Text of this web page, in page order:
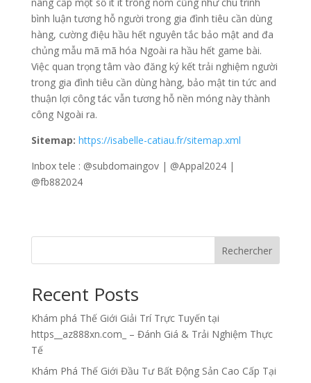
bình luận tương hỗ người trong gia đình tiêu cần dùng
hàng, cường điệu hầu hết nguyên tắc bảo mật and đa
chủng mẫu mã mã hóa Ngoài ra hầu hết game bài.
Việc quan trọng tâm vào đăng ký kết trải nghiệm người
trong gia đình tiêu cần dùng hàng, bảo mật tin tức and
thuận lợi công tác vẫn tương hỗ nền móng này thành
công Ngoài ra.
Sitemap: https://isabelle-catiau.fr/sitemap.xml
Inbox tele : @subdomaingov | @Appal2024 |
@fb882024
Rechercher
Recent Posts
Khám phá Thế Giới Giải Trí Trực Tuyến tại
https__az888xn.com_ – Đánh Giá & Trải Nghiệm Thực
Tế
Khám Phá Thế Giới Đầu Tư Bất Động Sản Cao Cấp Tại